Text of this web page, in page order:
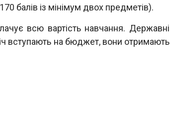
балів із мінімум двох предметів).
всю вартість навчання. Державні
вступають на бюджет, вони отримають